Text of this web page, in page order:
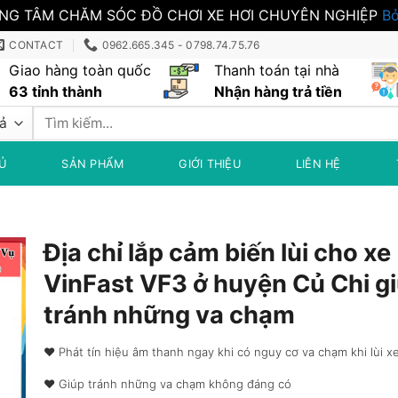
TÂM CHĂM SÓC ĐỒ CHƠI XE HƠI CHUYÊN NGHIỆP
CONTACT 0962.665.345 - 0798.74.75.76
Giao hàng toàn quốc
63 tỉnh thành
Thanh toán tại nhà
Nhận hàng trả tiền
Tìm
SẢN PHẨM GIỚI THIỆU LIÊN HỆ
Địa chỉ lắp cảm biến lùi cho xe
VinFast VF3 ở huyện Củ Chi
tránh những va chạm
♥︎ Phát tín hiệu âm thanh ngay khi có nguy cơ va chạm khi lùi
♥︎ Giúp tránh những va chạm không đáng có